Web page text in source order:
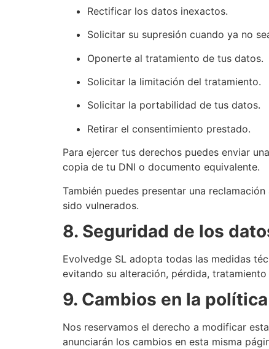
Rectificar los datos inexactos.
Solicitar su supresión cuando ya no
Oponerte al tratamiento de tus datos.
Solicitar la limitación del tratamiento.
Solicitar la portabilidad de tus datos.
Retirar el consentimiento prestado.
Para ejercer tus derechos puedes enviar
copia de tu DNI o documento equivalente.
También puedes presentar una reclamación
sido vulnerados.
8. Seguridad de los
Evolvedge SL adopta todas las medidas
evitando su alteración, pérdida,
9. Cambios en la
Nos reservamos el derecho a modificar
anunciarán los cambios en esta misma